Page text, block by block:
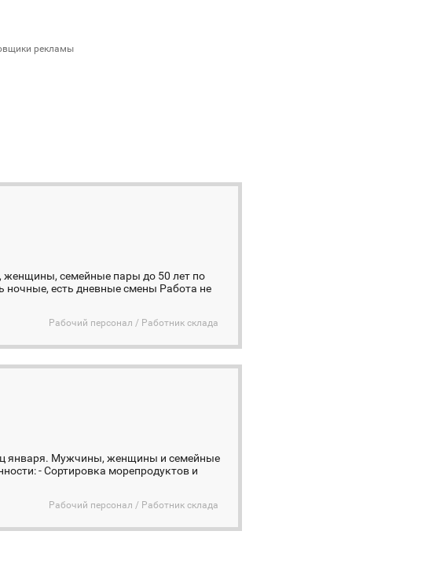
рекламы
женщины, семейные пары до 50 лет по
ночные, есть дневные смены Работа не
Рабочий персонал / Работник склада
января. Мужчины, женщины и семейные
- Сортировка морепродуктов и
Рабочий персонал / Работник склада